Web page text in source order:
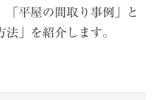
「平屋の間取り事例」と
法」を紹介します。